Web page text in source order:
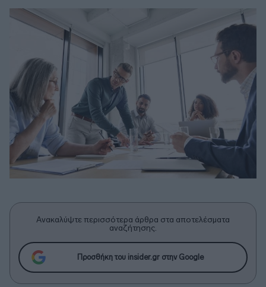
Ανακαλύψτε περισσότερα άρθρα στα αποτελέσματα
αναζήτησης.
Προσθήκη του insider.gr στην Google